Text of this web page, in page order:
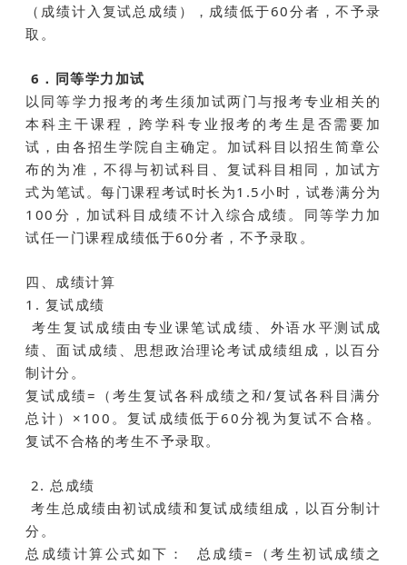
（成绩计入复试总成绩），成绩低于60分者，不予录
取。
6．同等学力加试
以同等学力报考的考生须加试两门与报考专业相关的
本科主干课程，跨学科专业报考的考生是否需要加
试，由各招生学院自主确定。加试科目以招生简章公
布的为准，不得与初试科目、复试科目相同，加试方
式为笔试。每门课程考试时长为1.5小时，试卷满分为
100分，加试科目成绩不计入综合成绩。同等学力加
试任一门课程成绩低于60分者，不予录取。
四、成绩计算
1. 复试成绩
考生复试成绩由专业课笔试成绩、外语水平测试成
绩、面试成绩、思想政治理论考试成绩组成，以百分
制计分。
复试成绩=（考生复试各科成绩之和/复试各科目满分
总计）×100。复试成绩低于60分视为复试不合格。
复试不合格的考生不予录取。
2. 总成绩
考生总成绩由初试成绩和复试成绩组成，以百分制计
分。
总成绩计算公式如下： 总成绩=（考生初试成绩之